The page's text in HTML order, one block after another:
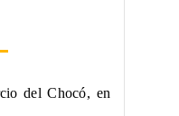
del Chocó, en